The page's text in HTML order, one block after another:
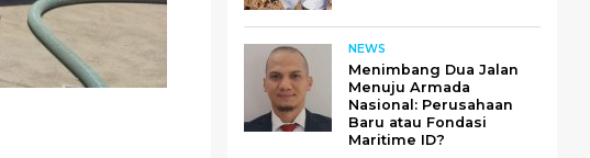
NEWS
Menimbang Dua Jalan
Menuju Armada
Nasional: Perusahaan
Baru atau Fondasi
Maritime ID?